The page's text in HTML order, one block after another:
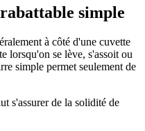
simple
à côté d'une cuvette
lorsqu'on se lève, s'assoit ou
simple permet seulement de
s'assurer de la solidité de